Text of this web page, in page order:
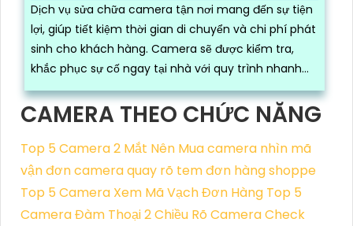
Dịch vụ sửa chữa camera tận nơi mang đến sự tiện
lợi, giúp tiết kiệm thời gian di chuyển và chi phí phát
sinh cho khách hàng. Camera sẽ được kiểm tra,
khắc phục sự cố ngay tại nhà với quy trình nhanh
chóng, chuyên nghiệp
CAMERA THEO CHỨC NĂNG
Top 5 Camera 2 Mắt Nên Muacamera nhìn mã
vận đơncamera quay rõ tem đơn hàng shoppe
Top 5 Camera Xem Mã Vạch Đơn Hàng Top 5
Camera Đàm Thoại 2 Chiều Rõ Camera Check